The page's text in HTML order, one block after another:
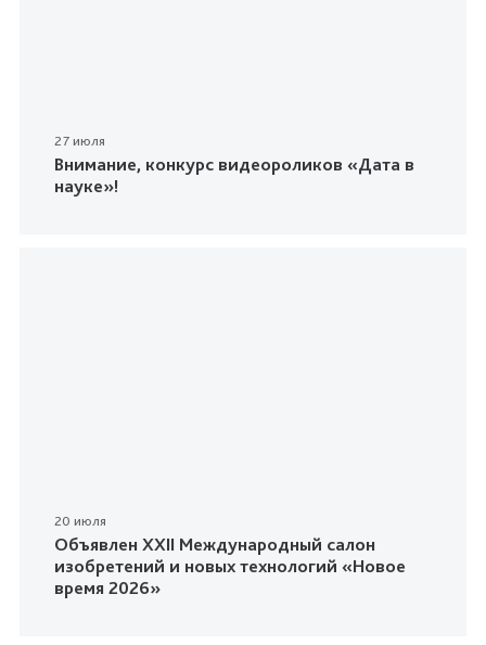
27 июля
Внимание, конкурс видеороликов «Дата в
науке»!
20 июля
Объявлен XXII Международный салон
изобретений и новых технологий «Новое
время 2026»